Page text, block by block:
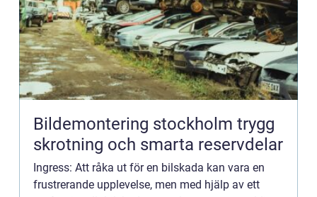
Bildemontering stockholm trygg
skrotning och smarta reservdelar
Ingress: Att råka ut för en bilskada kan vara en
frustrerande upplevelse, men med hjälp av ett